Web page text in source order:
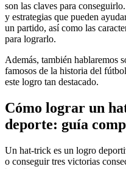
son las claves para
y estrategias que pueden
un partido, así como las
para lograrlo.
Además, también hablaremos
famosos de la historia del
este logro tan destacado.
Cómo lograr un
deporte: guía
Un hat-trick es un logro
o conseguir tres victorias